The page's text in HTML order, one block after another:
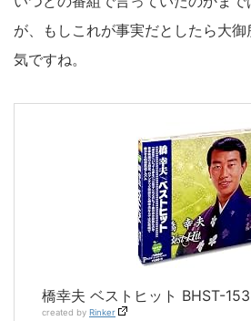
が、もしこれが事実だとしたら大
気ですね。
橋幸夫 ベストヒット BHST-153
created by Rinker